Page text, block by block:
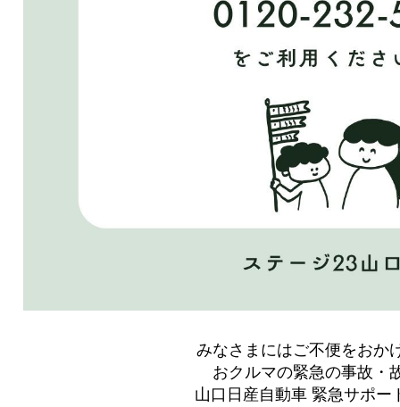
みなさまにはご不便をおか
おクルマの緊急の事故・
山口日産自動車 緊急サポー